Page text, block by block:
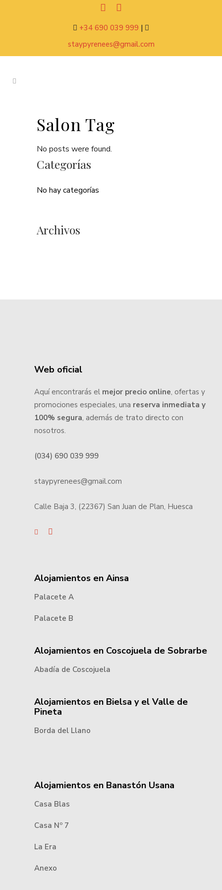
+34 690 039 999 |
staypyrenees@gmail.com
Salon Tag
No posts were found.
Categorías
No hay categorías
Archivos
Web oficial
Aquí encontrarás el mejor precio online, ofertas y
promociones especiales, una reserva inmediata y
100% segura, además de trato directo con
nosotros.
(034) 690 039 999
staypyrenees@gmail.com
Calle Baja 3, (22367) San Juan de Plan, Huesca
Alojamientos en Ainsa
Palacete A
Palacete B
Alojamientos en Coscojuela de Sobrarbe
Abadía de Coscojuela
Alojamientos en Bielsa y el Valle de
Pineta
Borda del Llano
Alojamientos en Banastón Usana
Casa Blas
Casa Nº 7
La Era
Anexo